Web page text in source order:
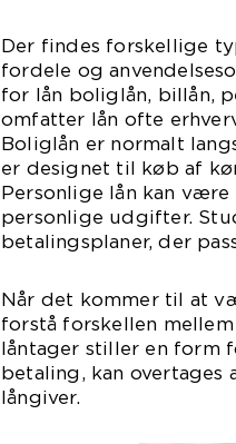
Der findes forskellige
fordele og
for lån boliglån, billån,
omfatter lån ofte
Boliglån er normalt
er designet til køb af
Personlige lån kan
personlige udgifter.
betalingsplaner, der
Når det kommer til at
forstå forskellen
låntager stiller en form
betaling, kan overtages